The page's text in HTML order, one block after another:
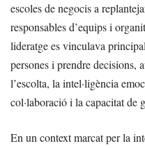
escoles de negocis a
responsables d’equips i
lideratge es vinculava
persones i prendre decisions,
l’escolta, la intel·ligència
col·laboració i la capacitat de
En un context marcat per la